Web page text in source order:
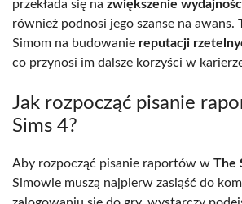
przekłada się na zwiększenie
również podnosi jego szanse na awans.
Simom na budowanie reputacji
co przynosi im dalsze korzyści w
Jak rozpocząć pisanie
Sims 4?
Aby rozpocząć pisanie raportów w The
Simowie muszą najpierw zasiąść do